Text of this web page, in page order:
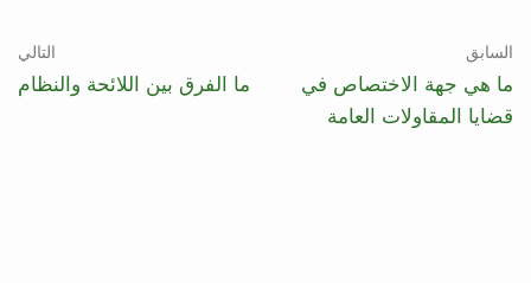
السابق
ما هي جهة الاختصاص في
قضايا المقاولات العامة
التالي
ما الفرق بين اللائحة والنظام